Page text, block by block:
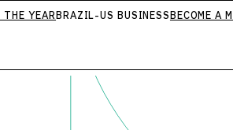
THE YEARBRAZIL-US BUSINESSBECOME A